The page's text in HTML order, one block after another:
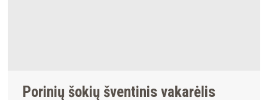
Porinių šokių šventinis vakarėlis